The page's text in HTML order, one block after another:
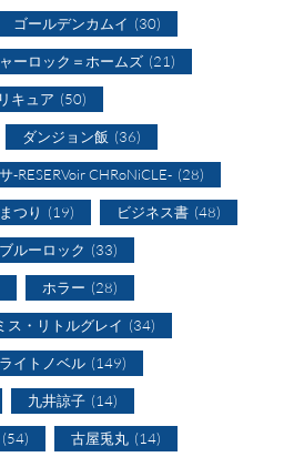
ゴールデンカムイ (30)
ーロック＝ホームズ (21)
キュア (50)
ダンジョン飯 (36)
-RESERVoir CHRoNiCLE- (28)
つり (19) ビジネス書 (48)
ブルーロック (33)
ホラー (28)
ス・リトルグレイ (34)
ライトノベル (149)
九井諒子 (14)
(54) 古屋兎丸 (14)